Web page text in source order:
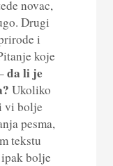
novac,
Drugi
i
koje
da li je
Ukoliko
vi bolje
pesma,
tekstu
bolje